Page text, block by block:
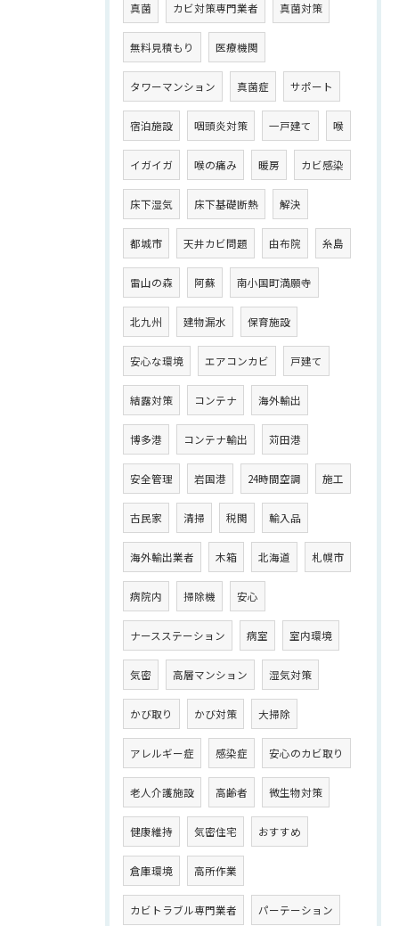
真菌 カビ対策専門業者 真菌対策
無料見積もり 医療機関
タワーマンション 真菌症 サポート
宿泊施設 咽頭炎対策 一戸建て 喉
イガイガ 喉の痛み 暖房 カビ感染
床下湿気 床下基礎断熱 解決
都城市 天井カビ問題 由布院 糸島
雷山の森 阿蘇 南小国町満願寺
北九州 建物漏水 保育施設
安心な環境 エアコンカビ 戸建て
結露対策 コンテナ 海外輸出
博多港 コンテナ輸出 苅田港
安全管理 岩国港 24時間空調 施工
古民家 清掃 税関 輸入品
海外輸出業者 木箱 北海道 札幌市
病院内 掃除機 安心
ナースステーション 病室 室内環境
気密 高層マンション 湿気対策
かび取り かび対策 大掃除
アレルギー症 感染症 安心のカビ取り
老人介護施設 高齢者 微生物対策
健康維持 気密住宅 おすすめ
倉庫環境 高所作業
カビトラブル専門業者 パーテーション